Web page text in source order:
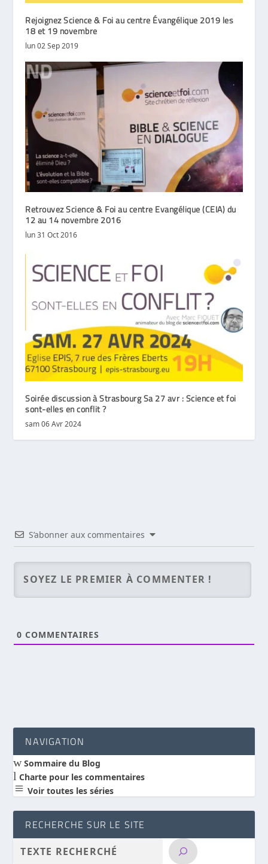
Rejoignez Science & Foi au centre Évangélique 2019 les
18 et 19 novembre
lun 02 Sep 2019
Retrouvez Science & Foi au centre Evangélique (CEIA) du
12 au 14 novembre 2016
lun 31 Oct 2016
Soirée discussion à Strasbourg Sa 27 avr : Science et foi
sont-elles en conflit ?
sam 06 Avr 2024
S’abonner aux commentaires
0 COMMENTAIRES
NAVIGATION
wSommaire du Blog
l Charte pour les commentaires
a Voir toutes les séries
RECHERCHE SUR LE SITE